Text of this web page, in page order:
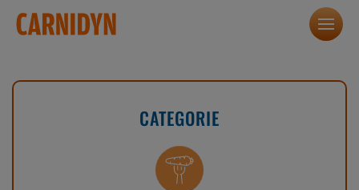
CATEGORIE